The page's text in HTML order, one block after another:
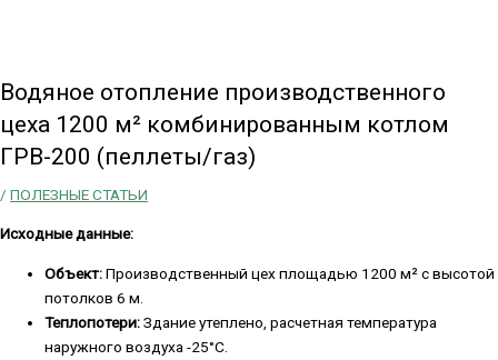
Водяное отопление производственного
цеха 1200 м² комбинированным котлом
ГРВ-200 (пеллеты/газ)
/ ПОЛЕЗНЫЕ СТАТЬИ
Исходные данные:
Объект:Производственный цех площадью 1200 м² с высотой
потолков 6 м.
Теплопотери:Здание утеплено, расчетная температура
наружного воздуха -25°C.